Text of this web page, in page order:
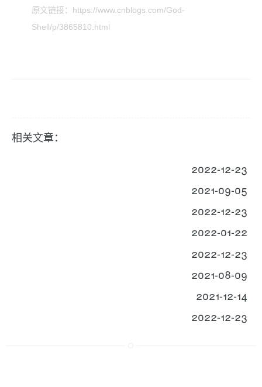
原文链接：https://www.cnblogs.com/God-
Shell/p/3865810.html
相关文章：
2022-12-23
2021-09-05
2022-12-23
2022-01-22
2022-12-23
2021-08-09
2021-12-14
2022-12-23